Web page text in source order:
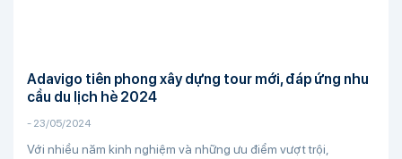
Adavigo tiên phong xây dựng tour mới, đáp ứng nhu
cầu du lịch hè 2024
- 23/05/2024
Với nhiều năm kinh nghiệm và những ưu điểm vượt trội,